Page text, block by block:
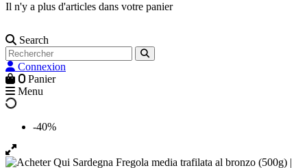
Il n'y a plus d'articles dans votre panier
Search
Connexion
0 Panier
Menu
-40%